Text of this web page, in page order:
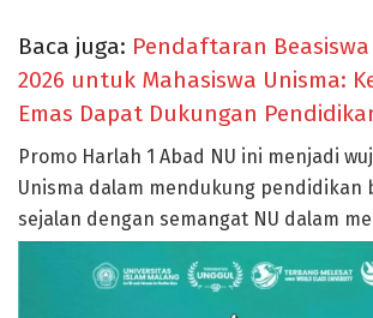
Baca juga: Pendaftaran Beasiswa
2026 untuk Mahasiswa Unisma:
Emas Dapat Dukungan
Promo Harlah 1 Abad NU ini menjadi
Unisma dalam mendukung pendidikan
sejalan dengan semangat NU dalam